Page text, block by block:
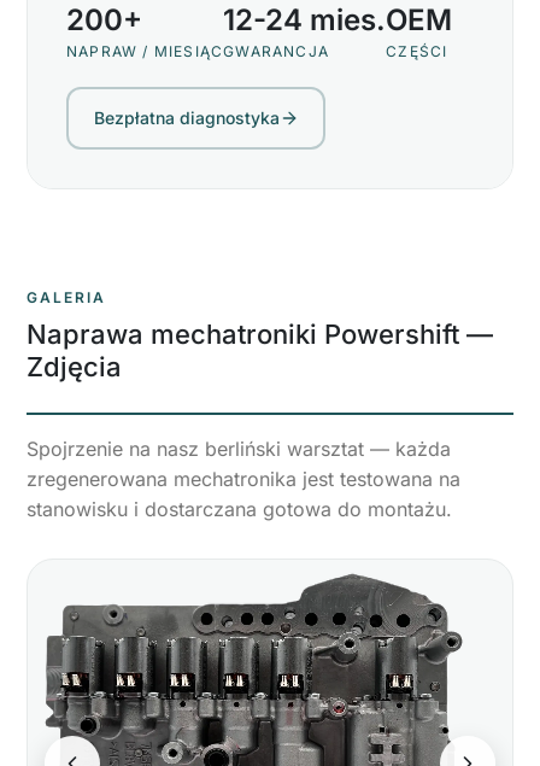
200+
NAPRAW / MIESIĄC
12-24 mies.
GWARANCJA
OEM
CZĘŚCI
Bezpłatna diagnostyka
GALERIA
Naprawa mechatroniki Powershift —
Zdjęcia
Spojrzenie na nasz berliński warsztat — każda
zregenerowana mechatronika jest testowana na
stanowisku i dostarczana gotowa do montażu.